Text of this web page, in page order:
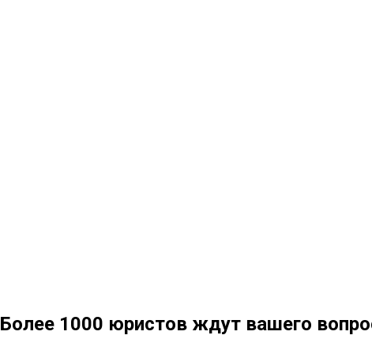
Более 1000 юристов ждут вашего